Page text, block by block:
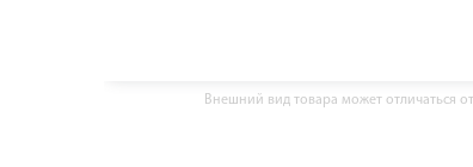
Внешний вид товара может отличаться